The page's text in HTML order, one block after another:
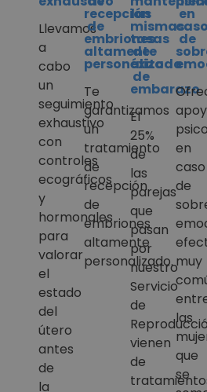
Llevamos
a
cabo
un
seguimiento
exhaustivo
con
controles
ecográficos
y
hormonales
para
valorar
el
estado
del
útero
antes
de
la
recepción
de
embriones
altamente
personalizado
Te
garantizamos
un
tratamiento
de
recepción
de
embriones
altamente
personalizado.
las
mismas
tasas
de
éxito
de
embarazo
El
25%
de
las
parejas
que
pasan
por
nuestro
Servicio
de
vienen
de
en
caso
de
en
caso
de
muy
las
que
se